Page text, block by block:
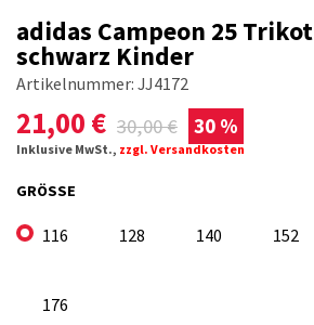
adidas Campeon 25 Trikot
schwarz Kinder
Artikelnummer: JJ4172
21,00 € 30,00€ 30 %
Inklusive MwSt., zzgl. Versandkosten
GRÖSSE
116 128 140 152
176